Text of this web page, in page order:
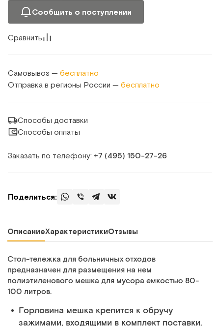
Сообщить о поступлении
Сравнить
Самовывоз — бесплатно
Отправка в регионы России — бесплатно
Способы доставки
Способы оплаты
Заказать по телефону: +7 (495) 150‑27‑26
Поделиться:
ОписаниеХарактеристикиОтзывы
Стол-тележка для больничных отходов
предназначен для размещения на нем
полиэтиленового мешка для мусора емкостью 80-
100 литров.
Горловина мешка крепится к обручу
зажимами, входящими в комплект поставки.